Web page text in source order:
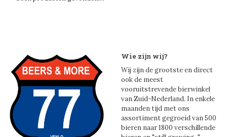
Wie zijn wij?
Wij zijn de grootste en direct
ook de meest
vooruitstrevende bierwinkel
van Zuid-Nederland. In enkele
maanden tijd met ons
assortiment gegroeid van 500
bieren naar 1800 verschillende